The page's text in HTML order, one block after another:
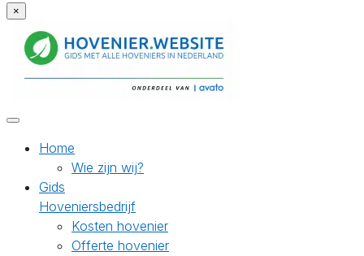
×
Home
Wie zijn wij?
Gids
Hoveniersbedrijf
Kosten hovenier
Offerte hovenier